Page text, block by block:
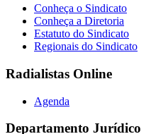
Conheça o Sindicato
Conheça a Diretoria
Estatuto do Sindicato
Regionais do Sindicato
Radialistas Online
Agenda
Departamento Jurídico